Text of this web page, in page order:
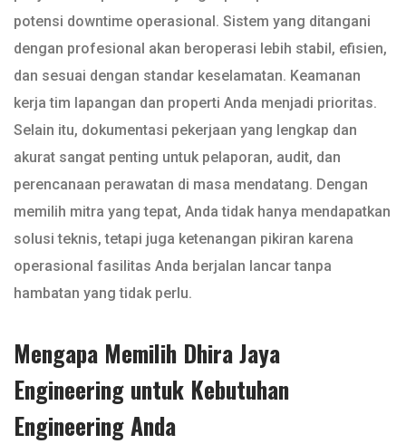
potensi downtime operasional. Sistem yang ditangani
dengan profesional akan beroperasi lebih stabil, efisien,
dan sesuai dengan standar keselamatan. Keamanan
kerja tim lapangan dan properti Anda menjadi prioritas.
Selain itu, dokumentasi pekerjaan yang lengkap dan
akurat sangat penting untuk pelaporan, audit, dan
perencanaan perawatan di masa mendatang. Dengan
memilih mitra yang tepat, Anda tidak hanya mendapatkan
solusi teknis, tetapi juga ketenangan pikiran karena
operasional fasilitas Anda berjalan lancar tanpa
hambatan yang tidak perlu.
Mengapa Memilih Dhira Jaya
Engineering untuk Kebutuhan
Engineering Anda